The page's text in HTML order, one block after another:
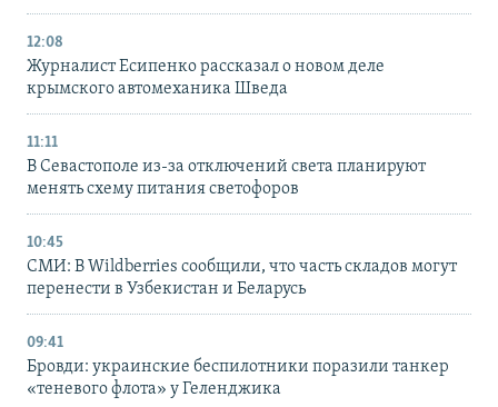
12:08
Журналист Есипенко рассказал о новом деле
крымского автомеханика Шведа
11:11
В Севастополе из-за отключений света планируют
менять схему питания светофоров
10:45
СМИ: В Wildberries сообщили, что часть складов могут
перенести в Узбекистан и Беларусь
09:41
Бровди: украинские беспилотники поразили танкер
«теневого флота» у Геленджика